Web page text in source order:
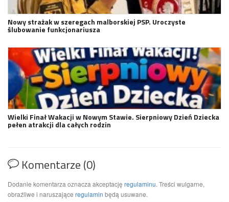
Nowy strażak w szeregach malborskiej PSP. Uroczyste
ślubowanie funkcjonariusza
Wielki Finał Wakacji w Nowym Stawie. Sierpniowy Dzień Dziecka
pełen atrakcji dla całych rodzin
Komentarze (0)
Dodanie komentarza oznacza akceptację regulaminu. Treści wulgarne,
obraźliwe i naruszające regulamin będą usuwane.